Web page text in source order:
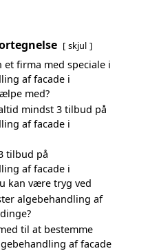
skjul
et firma med speciale i
af facade i
med?
mindst 3 tilbud på
af facade i
tilbud på
af facade i
kan være tryg ved
algebehandling af
til at bestemme
af facade